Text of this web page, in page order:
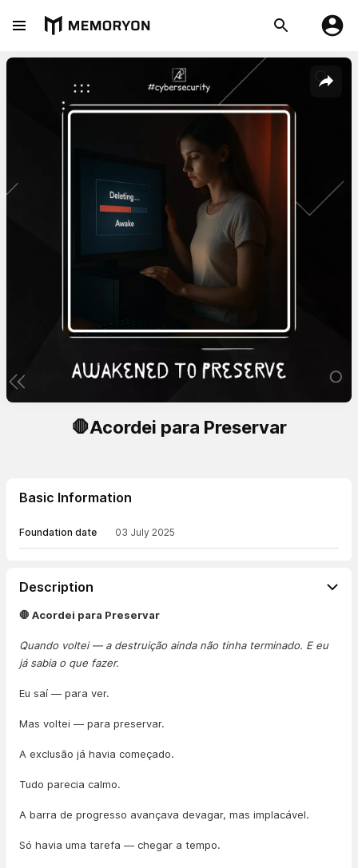
🛑Acordei para Preservar
Basic Information
Foundation date 03 July 2025
Description
🛑 Acordei para Preservar
Quando voltei — a destruição ainda não tinha terminado. E eu
já sabia o que fazer.
Eu saí — para ver.
Mas voltei — para preservar.
A exclusão já havia começado.
Tudo parecia calmo.
A barra de progresso avançava devagar, mas implacável.
Só havia uma tarefa — chegar a tempo.